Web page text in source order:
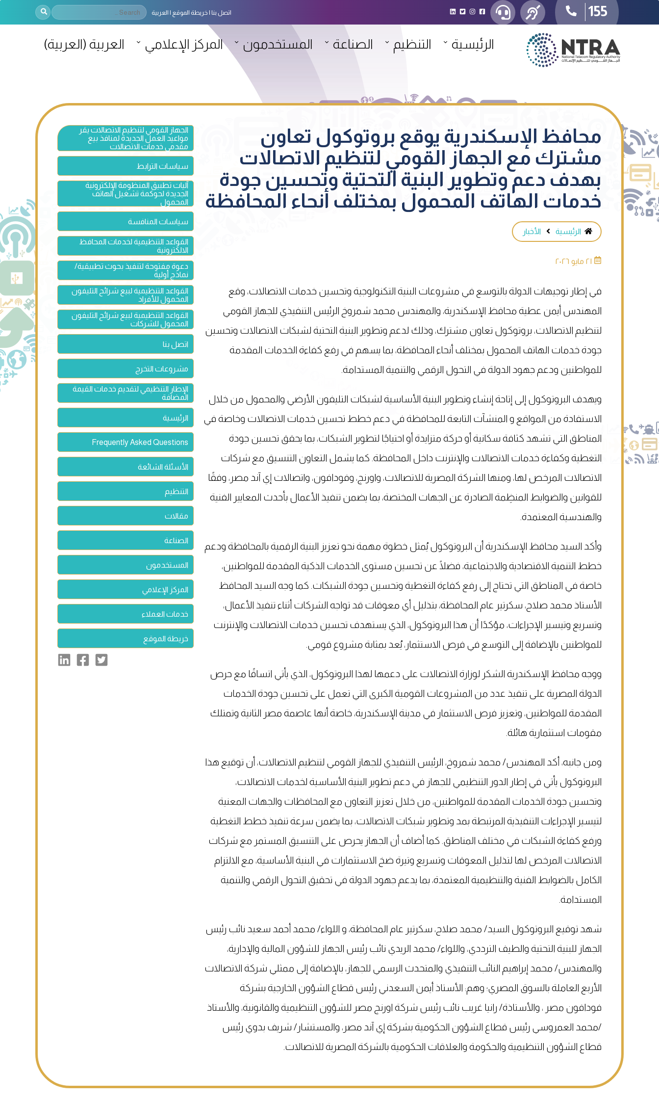
155 اتصل بنا خريطة الموقع العربية
الرئيسية التنظيم الصناعة المستخدمون المركز الإعلامي العربية (العربية)
محافظ الإسكندرية يوقع بروتوكول تعاون
مشترك مع الجهاز القومي لتنظيم الاتصالات
بهدف دعم وتطوير البنية التحتية وتحسين جودة
خدمات الهاتف المحمول بمختلف أنحاء المحافظة
الرئيسية الأخبار
في إطار توجيهات الدولة بالتوسع في مشروعات البنية التكنولوجية وتحسين خدمات الاتصالات، وقع
المهندس أيمن عطية محافظ الإسكندرية، والمهندس محمد شمروخ الرئيس التنفيذي للجهاز القومي
لتنظيم الاتصالات، بروتوكول تعاون مشترك، وذلك لدعم وتطوير البنية التحتية لشبكات الاتصالات وتحسين
جودة خدمات الهاتف المحمول بمختلف أنحاء المحافظة، بما يسهم في رفع كفاءة الخدمات المقدمة
للمواطنين ودعم جهود الدولة في التحول الرقمي والتنمية المستدامة.
ويهدف البروتوكول إلى إتاحة إنشاء وتطوير البنية الأساسية لشبكات التليفون الأرضي والمحمول من خلال
الاستفادة من المواقع و المنشآت التابعة للمحافظة في دعم خطط تحسين خدمات الاتصالات وخاصة في
المناطق التي تشهد كثافة سكانية أو حركة متزايدة أو احتياجًا لتطوير الشبكات، بما يحقق تحسين جودة
التغطية وكفاءة خدمات الاتصالات والإنترنت داخل المحافظة. كما يشمل التعاون التنسيق مع شركات
الاتصالات المرخص لها، ومنها الشركة المصرية للاتصالات، واورنج، وفودافون، واتصالات إي آند مصر، وفقًا
للقوانين والضوابط المنظِمة الصادرة عن الجهات المختصة، بما يضمن تنفيذ الأعمال بأحدث المعايير الفنية
والهندسية المعتمدة.
وأكد السيد محافظ الإسكندرية أن البروتوكول يُمثل خطوة مهمة نحو تعزيز البنية الرقمية بالمحافظة ودعم
خطط التنمية الاقتصادية والاجتماعية، فضلًا عن تحسين مستوى الخدمات الذكية المقدمة للمواطنين،
خاصة في المناطق التي تحتاج إلى رفع كفاءة التغطية وتحسين جودة الشبكات. كما وجه السيد المحافظ
الأستاذ محمد صلاح، سكرتير عام المحافظة، بتذليل أي معوقات قد تواجه الشركات أثناء تنفيذ الأعمال،
وتسريع وتيسير الإجراءات، مؤكدًا أن هذا البروتوكول، الذي يستهدف تحسين خدمات الاتصالات والإنترنت
للمواطنين بالإضافة إلى التوسع في فرص الاستثمار، يُعد بمثابة مشروع قومي.
ووجه محافظ الإسكندرية الشكر لوزارة الاتصالات على دعمها لهذا البروتوكول، الذي يأتي اتساقًا مع حرص
الدولة المصرية على تنفيذ عدد من المشروعات القومية الكبرى التي تعمل على تحسين جودة الخدمات
المقدمة للمواطنين، وتعزيز فرص الاستثمار في مدينة الإسكندرية، خاصة أنها عاصمة مصر الثانية وتمتلك
مقومات استثمارية هائلة.
ومن جانبه، أكد المهندس/ محمد شمروخ، الرئيس التنفيذي للجهاز القومي لتنظيم الاتصالات، أن توقيع هذا
البروتوكول يأتي في إطار الدور التنظيمي للجهاز في دعم تطوير البنية الأساسية لخدمات الاتصالات،
وتحسين جودة الخدمات المقدمة للمواطنين، من خلال تعزيز التعاون مع المحافظات والجهات المعنية
لتيسير الإجراءات التنفيذية المرتبطة بمد وتطوير شبكات الاتصالات، بما يضمن سرعة تنفيذ خطط التغطية
ورفع كفاءة الشبكات في مختلف المناطق. كما أضاف أن الجهاز يحرص على التنسيق المستمر مع شركات
الاتصالات المرخص لها لتذليل المعوقات وتسريع وتيرة ضخ الاستثمارات في البنية الأساسية، مع الالتزام
الكامل بالضوابط الفنية والتنظيمية المعتمدة، بما يدعم جهود الدولة في تحقيق التحول الرقمي والتنمية
المستدامة.
شهد توقيع البروتوكول السيد/ محمد صلاح، سكرتير عام المحافظة، و اللواء/ محمد أحمد سعيد نائب رئيس
الجهاز للبنية التحتية والطيف الترددي، واللواء/ محمد الريدي نائب رئيس الجهاز للشؤون المالية والإدارية،
والمهندس/ محمد إبراهيم النائب التنفيذي والمتحدث الرسمي للجهاز، بالإضافة إلى ممثلي شركة الاتصالات
الأربع العاملة بالسوق المصري؛ وهم: الأستاذ أيمن السعدني رئيس قطاع الشؤون الخارجية بشركة
فودافون مصر ، والأستاذة/ رانيا غريب نائب رئيس شركة اورنج مصر للشؤون التنظيمية والقانونية، والأستاذ
/محمد العمروسي رئيس قطاع الشؤون الحكومية بشركة إي آند مصر، والمستشار/ شريف بدوي رئيس
قطاع الشؤون التنظيمية والحكومة والعلاقات الحكومية بالشركة المصرية للاتصالات.
الجهاز القومي لتنظيم الاتصالات يقر
مواعيد العمل الجديدة لمنافذ بيع
مقدمي خدمات الاتصالات
سياسات الترابط
آليات تطبيق المنظومة الإلكترونية
الجديدة لحوكمة تشغيل الهاتف
المحمول
سياسات المنافسة
القواعد التنظيمية لخدمات المحافظ
الالكترونية
دعوة مفتوحة لتنفيذ بحوث تطبيقية/
نماذج أولية
القواعد التنظيمية لبيع شرائح التليفون
المحمول للأفراد
القواعد التنظيمية لبيع شرائح التليفون
المحمول للشركات
اتصل بنا
مشروعات التخرج
الإطار التنظيمي لتقديم خدمات القيمة
المضافة
الرئيسية
Frequently Asked Questions
الأسئلة الشائعة
التنظيم
مقالات
الصناعة
المستخدمون
المركز الإعلامي
خدمات العملاء
خريطة الموقع